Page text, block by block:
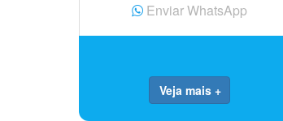
Enviar WhatsApp
Veja mais +